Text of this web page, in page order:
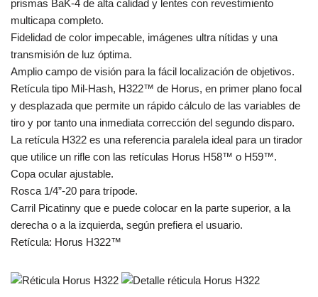
prismas BaK-4 de alta calidad y lentes con revestimiento
multicapa completo.
Fidelidad de color impecable, imágenes ultra nítidas y una
transmisión de luz óptima.
Amplio campo de visión para la fácil localización de objetivos.
Retícula tipo Mil-Hash, H322™ de Horus, en primer plano focal
y desplazada que permite un rápido cálculo de las variables de
tiro y por tanto una inmediata corrección del segundo disparo.
La retícula H322 es una referencia paralela ideal para un tirador
que utilice un rifle con las retículas Horus H58™ o H59™.
Copa ocular ajustable.
Rosca 1/4”-20 para trípode.
Carril Picatinny que e puede colocar en la parte superior, a la
derecha o a la izquierda, según prefiera el usuario.
Retícula: Horus H322™